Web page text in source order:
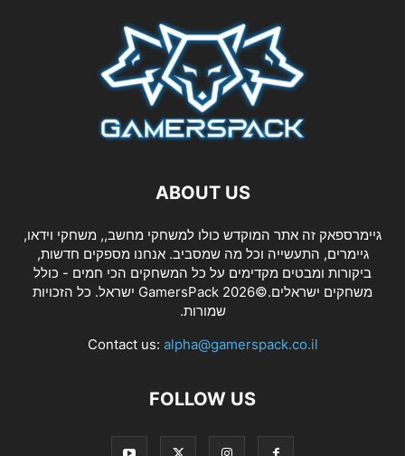
ABOUT US
גיימרספאק זה אתר המוקדש כולו למשחקי מחשב,, משחקי וידאו,
גיימרים, התעשייה וכל מה שמסביב. אנחנו מספקים חדשות,
ביקורות ומבטים מקדימים על כל המשחקים הכי חמים - כולל
משחקים ישראלים.©2026 GamersPack ישראל. כל הזכויות
שמורות.
Contact us: alpha@gamerspack.co.il
FOLLOW US